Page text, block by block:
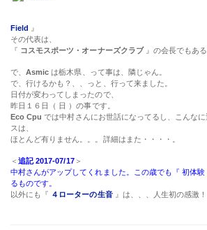
Field 』
その代表は、
『 コスモスポーツ・オーナーズクラブ』の会長でもあ
で、Asmic は栃木県、って事は、隣じゃん。
で、行けるかも？、、っと、行って来ました。
日付が変わってしまったので、
昨日１６日（ 日 ）の事です。
Eco Cpu では中村さんにお世話になってるし、こんな
スは、
ほとんど有りません。。。詳細はまた・・・・。
＜追記 2017-07/17＞
中村さんがアップしてくれました。この歳でも『 初体
るものです。
以外にも『 ４ローターの生音』は、、、人生初の感激！